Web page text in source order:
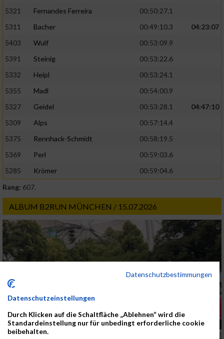
5321
Fernandes Ferreira
00:50:27.1
5311
Bacher 00:49:10.3
04:23:07
5403
Wulf
00:53:09.9
5391
Steinig
00:53:22.6
5332
Heipl
00:53:24.1
5355
Madl
00:54:00.9
5327
Geidel 00:53:28.1
04:47:10
5309
Alps
00:57:14.4
5375
Rennhack-Schmidt
00:58:19.5
5369
Perl
00:59:03.6
5285
Krömer
00:59:04.6
Rang: 607.
ALBUM B2RUN MÜNCHEN / 15.07.2026
Datenschutzbestimmungen
Datenschutzeinstellungen
Durch Klicken auf die Schaltfläche „Ablehnen“ wird die
Standardeinstellung nur für unbedingt erforderliche cookie
beibehalten.